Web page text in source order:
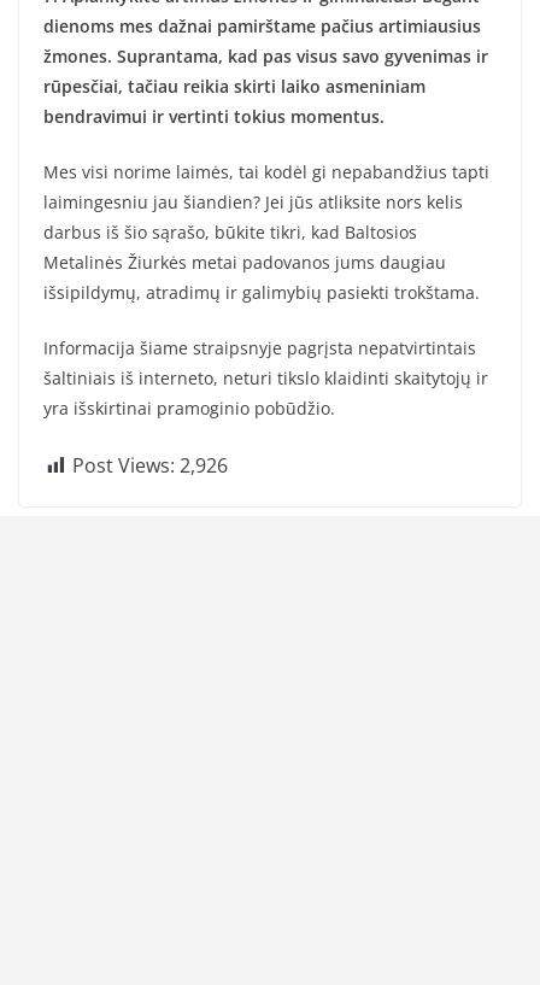
dienoms mes dažnai pamirštame pačius artimiausius
žmones. Suprantama, kad pas visus savo gyvenimas ir
rūpesčiai, tačiau reikia skirti laiko asmeniniam
bendravimui ir vertinti tokius momentus.
Mes visi norime laimės, tai kodėl gi nepabandžius tapti
laimingesniu jau šiandien? Jei jūs atliksite nors kelis
darbus iš šio sąrašo, būkite tikri, kad Baltosios
Metalinės Žiurkės metai padovanos jums daugiau
išsipildymų, atradimų ir galimybių pasiekti trokštama.
Informacija šiame straipsnyje pagrįsta nepatvirtintais
šaltiniais iš interneto, neturi tikslo klaidinti skaitytojų ir
yra išskirtinai pramoginio pobūdžio.
Post Views: 2,926